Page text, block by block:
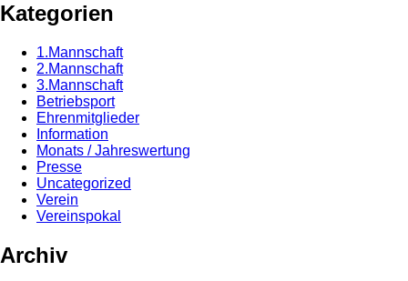
Kategorien
1.Mannschaft
2.Mannschaft
3.Mannschaft
Betriebsport
Ehrenmitglieder
Information
Monats / Jahreswertung
Presse
Uncategorized
Verein
Vereinspokal
Archiv